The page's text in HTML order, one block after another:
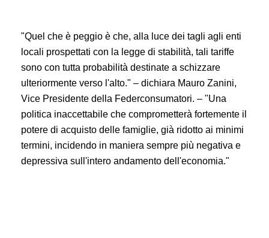
"Quel che è peggio è che, alla luce dei tagli agli enti
locali prospettati con la legge di stabilità, tali tariffe
sono con tutta probabilità destinate a schizzare
ulteriormente verso l'alto." – dichiara Mauro Zanini,
Vice Presidente della Federconsumatori. – "Una
politica inaccettabile che comprometterà fortemente il
potere di acquisto delle famiglie, già ridotto ai minimi
termini, incidendo in maniera sempre più negativa e
depressiva sull'intero andamento dell'economia."